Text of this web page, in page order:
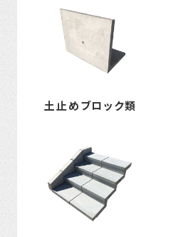
土止めブロック類